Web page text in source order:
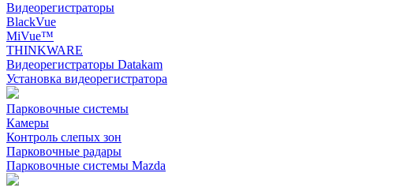
Видеорегистраторы
BlackVue
MiVue™
THINKWARE
Видеорегистраторы Datakam
Установка видеорегистратора
Парковочные системы
Камеры
Контроль слепых зон
Парковочные радары
Парковочные системы Mazda